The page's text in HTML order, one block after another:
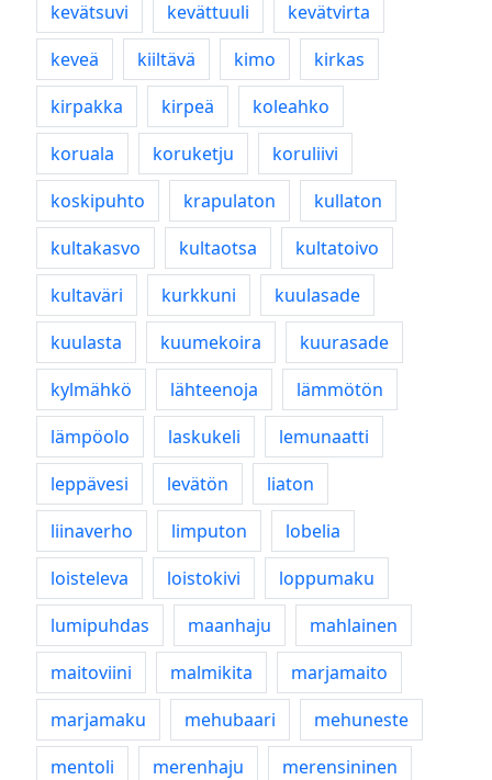
kevätsuvi kevättuuli
kevätvirta
keveä
kiiltävä kimo
kirkas
kirpakka
kirpeä
koleahko
koruala
koruketju
koruliivi
koskipuhto
krapulaton
kullaton
kultakasvo
kultaotsa
kultatoivo
kultaväri
kurkkuni
kuulasade
kuulasta
kuumekoira
kuurasade
kylmähkö
lähteenoja
lämmötön
lämpöolo
laskukeli
lemunaatti
leppävesi
levätön
liaton
liinaverho
limputon
lobelia
loisteleva
loistokivi
loppumaku
lumipuhdas
maanhaju
mahlainen
maitoviini
malmikita
marjamaito
marjamaku
mehubaari
mehuneste
mentoli
merenhaju
merensininen